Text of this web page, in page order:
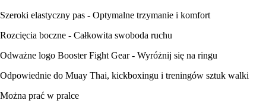
Szeroki elastyczny pas - Optymalne trzymanie i komfort
Rozcięcia boczne - Całkowita swoboda ruchu
Odważne logo Booster Fight Gear - Wyróżnij się na ringu
Odpowiednie do Muay Thai, kickboxingu i treningów sztuk walki
Można prać w pralce